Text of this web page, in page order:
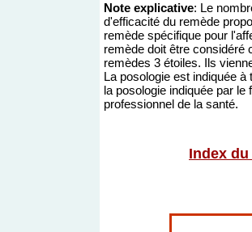
Note explicative: Le
d'efficacité du remède
remède spécifique pour
remède doit être considéré
remèdes 3 étoiles. Ils
La posologie est indiquée
la posologie indiquée par le
professionnel de la santé.
Index